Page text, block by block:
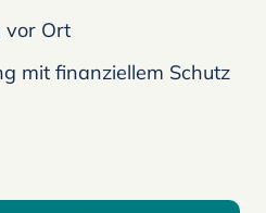
vor Ort
mit finanziellem Schutz